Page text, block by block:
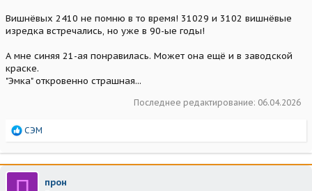
Вишнёвых 2410 не помню в то время! 31029 и 3102 вишнёвые
изредка встречались, но уже в 90-ые годы!
А мне синяя 21-ая понравилась. Может она ещё и в заводской
краске.
"Эмка" откровенно страшная...
Последнее редактирование: 06.04.2026
Р
а
к
ц
и
СЭМ
прон